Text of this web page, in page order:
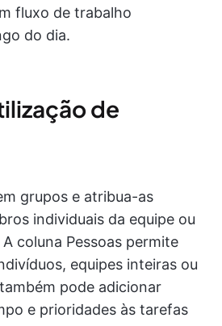
fluxo de trabalho
do dia.
de
grupos e atribua-as
individuais da equipe ou
coluna Pessoas permite
equipes inteiras ou
pode adicionar
e prioridades às tarefas